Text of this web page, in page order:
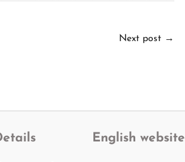
Next post →
English website